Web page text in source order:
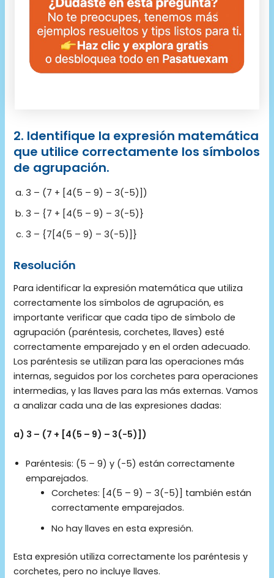
2. Identifique la expresión matemática
que utilice correctamente los símbolos
de agrupación.
3 – (7 + [4(5 – 9) – 3(-5)])
3 – {7 + [4(5 – 9) – 3(-5)}
3 – {7[4(5 – 9) – 3(-5)]}
Resolución
Para identificar la expresión matemática que utiliza
correctamente los símbolos de agrupación, es
importante verificar que cada tipo de símbolo de
agrupación (paréntesis, corchetes, llaves) esté
correctamente emparejado y en el orden adecuado.
Los paréntesis se utilizan para las operaciones más
internas, seguidos por los corchetes para operaciones
intermedias, y las llaves para las más externas. Vamos
a analizar cada una de las expresiones dadas:
a) 3 – (7 + [4(5 – 9) – 3(-5)])
Paréntesis: (5 – 9) y (-5) están correctamente
emparejados.
Corchetes: [4(5 – 9) – 3(-5)] también están
correctamente emparejados.
No hay llaves en esta expresión.
Esta expresión utiliza correctamente los paréntesis y
corchetes, pero no incluye llaves.